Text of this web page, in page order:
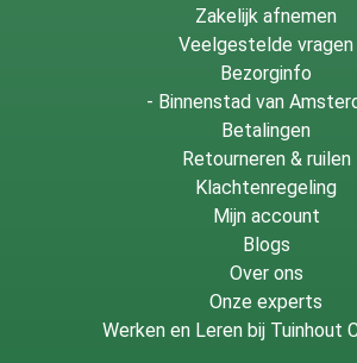
Zakelijk afnemen
Veelgestelde vragen
Bezorginfo
- Binnenstad van
Betalingen
Retourneren & ruilen
Klachtenregeling
Mijn account
Blogs
Over ons
Onze experts
Werken en Leren bij Tuinhout